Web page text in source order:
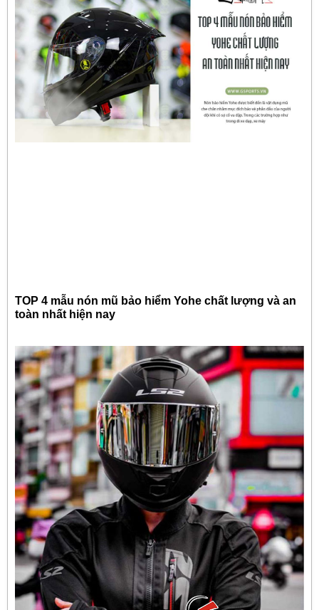
TOP 4 mẫu nón mũ bảo hiểm Yohe chất lượng và an
toàn nhất hiện nay